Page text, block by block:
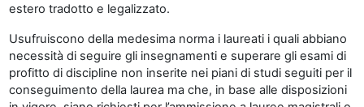
estero tradotto e legalizzato.
Usufruiscono della medesima norma i laureati i quali abbiano
necessità di seguire gli insegnamenti e superare gli esami di
profitto di discipline non inserite nei piani di studi seguiti per il
conseguimento della laurea ma che, in base alle disposizioni